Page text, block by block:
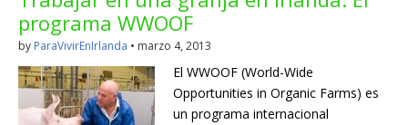
Irlanda
Blog dedicado a los que viven, estudian y trabajan en
Irlanda!
programa WWOOF
by ParaVivirEnIrlanda • marzo 4, 2013
El WWOOF (World-Wide
Opportunities in Organic Farms) es
un programa internacional